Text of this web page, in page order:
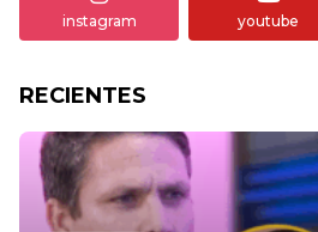
instagram youtube
RECIENTES